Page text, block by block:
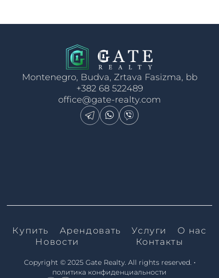
Montenegro, Budva, Zrtava Fasizma, bb
+382 68 522489
office@gate-realty.com
Купить Арендовать Услуги
О нас
Новости
Контакты
Copyright © 2025 Gate Realty. All rights reserved. •
политика конфиденциальности